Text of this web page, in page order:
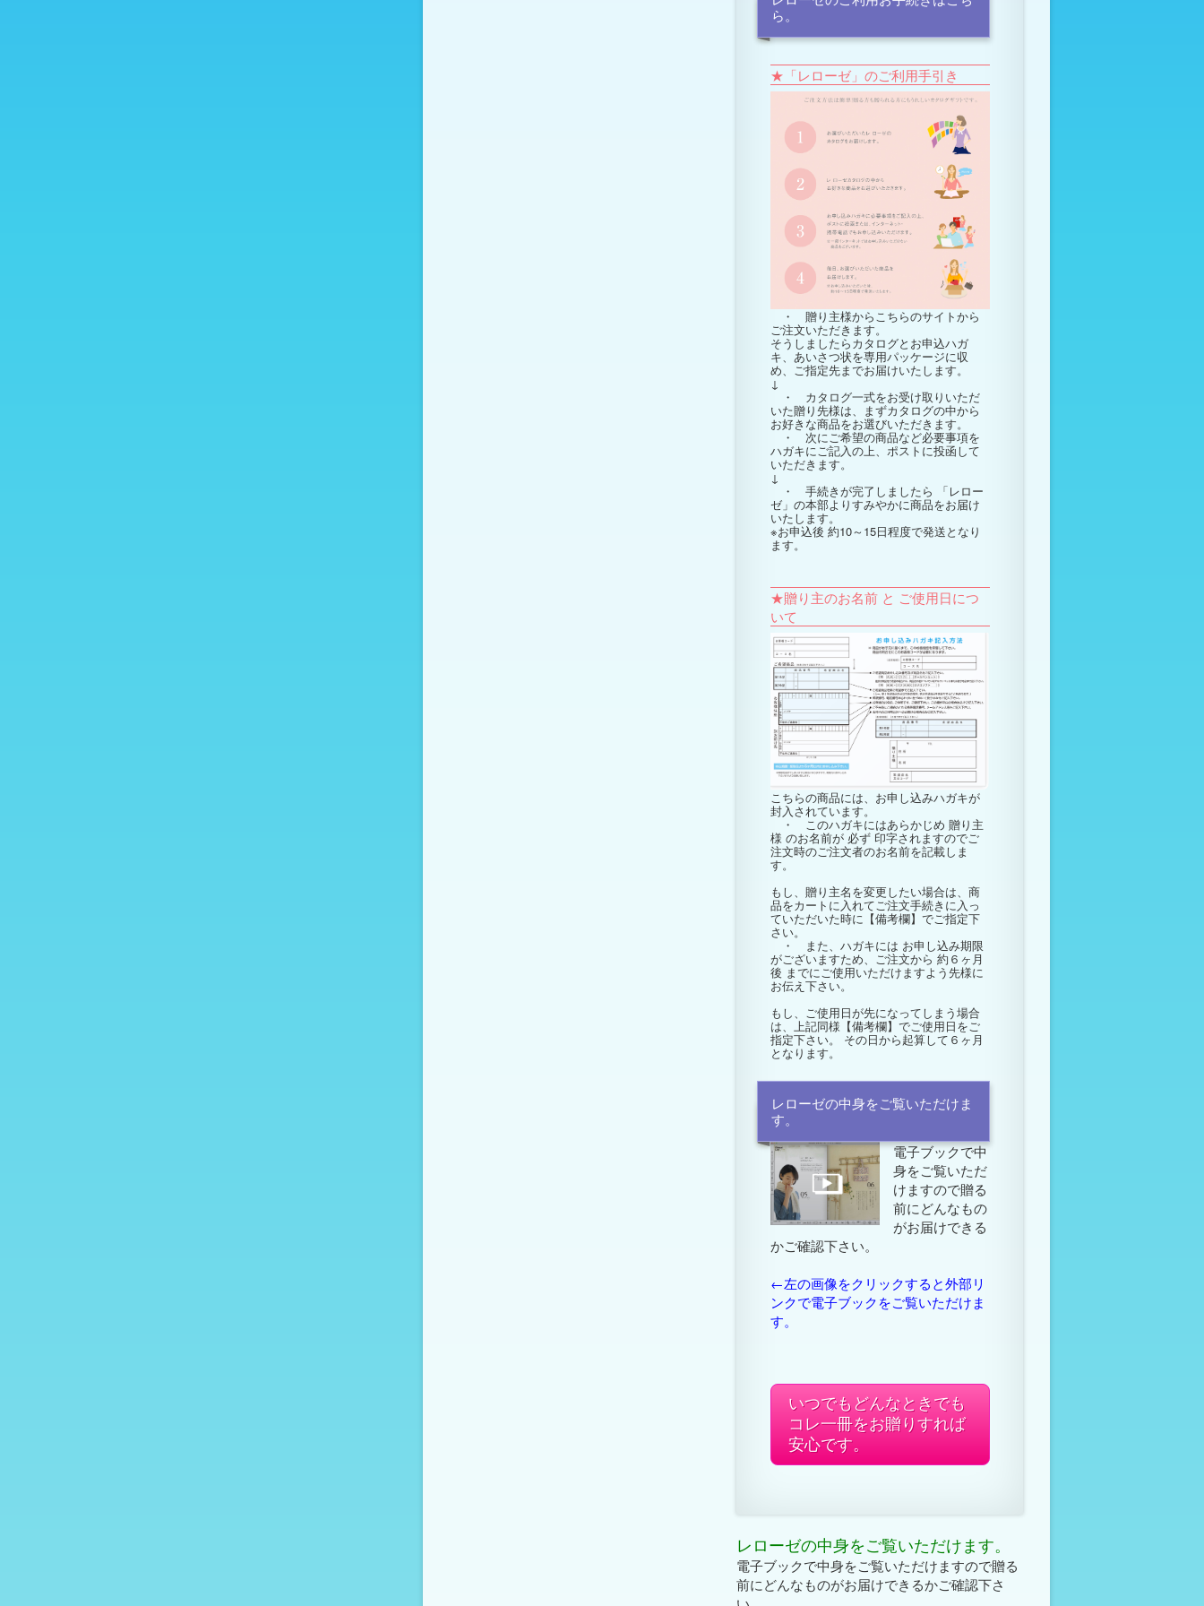
ら。
★「レローゼ」のご利用手引き
・ 贈り主様からこちらのサイトから
ご注文いただきます。
そうしましたらカタログとお申込ハガ
キ、あいさつ状を専用パッケージに収
め、ご指定先までお届けいたします。
↓
・ カタログ一式をお受け取りいただ
いた贈り先様は、まずカタログの中から
お好きな商品をお選びいただきます。
・ 次にご希望の商品など必要事項を
ハガキにご記入の上、ポストに投函して
いただきます。
↓
・ 手続きが完了しましたら 「レロー
ゼ」の本部よりすみやかに商品をお届け
いたします。
※お申込後 約10～15日程度で発送となり
ます。
★贈り主のお名前 と ご使用日につ
いて
こちらの商品には、お申し込みハガキが
封入されています。
・ このハガキにはあらかじめ 贈り主
様 のお名前が 必ず 印字されますのでご
注文時のご注文者のお名前を記載しま
す。
もし、贈り主名を変更したい場合は、商
品をカートに入れてご注文手続きに入っ
ていただいた時に【備考欄】でご指定下
さい。
・ また、ハガキには お申し込み期限
がございますため、ご注文から 約６ヶ月
後 までにご使用いただけますよう先様に
お伝え下さい。
もし、ご使用日が先になってしまう場合
は、上記同様【備考欄】でご使用日をご
指定下さい。 その日から起算して６ヶ月
となります。
レローゼの中身をご覧いただけま
す。
電子ブックで中
身をご覧いただ
けますので贈る
前にどんなもの
がお届けできる
かご確認下さい。
←左の画像をクリックすると外部リ
ンクで電子ブックをご覧いただけま
す。
いつでもどんなときでも
コレ一冊をお贈りすれば
安心です。
レローゼの中身をご覧いただけます。
電子ブックで中身をご覧いただけますので贈る
前にどんなものがお届けできるかご確認下さ